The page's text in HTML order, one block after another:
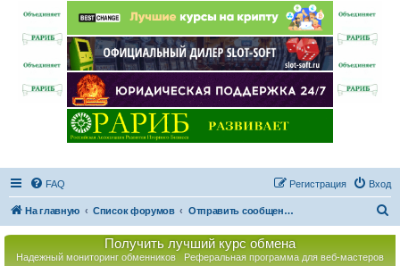
FAQ Вход
Регистрация
На главную Список форумов Отправить сообщение администрации
Получить лучший курс обмена
Надежный мониторинг обменников Реферальная программа для веб-мастеров